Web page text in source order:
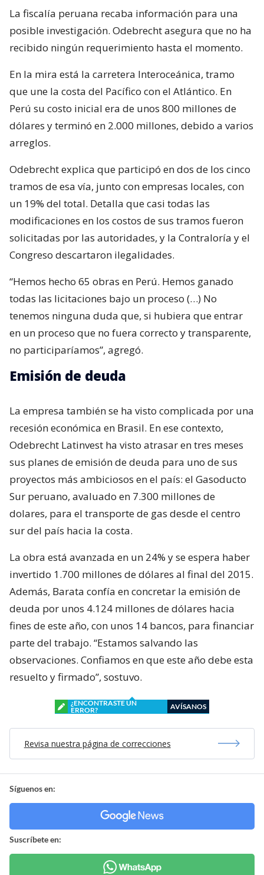
La fiscalía peruana recaba información para una
posible investigación. Odebrecht asegura que no ha
recibido ningún requerimiento hasta el momento.
En la mira está la carretera Interoceánica, tramo
que une la costa del Pacífico con el Atlántico. En
Perú su costo inicial era de unos 800 millones de
dólares y terminó en 2.000 millones, debido a varios
arreglos.
Odebrecht explica que participó en dos de los cinco
tramos de esa vía, junto con empresas locales, con
un 19% del total. Detalla que casi todas las
modificaciones en los costos de sus tramos fueron
solicitadas por las autoridades, y la Contraloría y el
Congreso descartaron ilegalidades.
“Hemos hecho 65 obras en Perú. Hemos ganado
todas las licitaciones bajo un proceso (…) No
tenemos ninguna duda que, si hubiera que entrar
en un proceso que no fuera correcto y transparente,
no participaríamos”, agregó.
Emisión de deuda
La empresa también se ha visto complicada por una
recesión económica en Brasil. En ese contexto,
Odebrecht Latinvest ha visto atrasar en tres meses
sus planes de emisión de deuda para uno de sus
proyectos más ambiciosos en el país: el Gasoducto
Sur peruano, avaluado en 7.300 millones de
dolares, para el transporte de gas desde el centro
sur del país hacia la costa.
La obra está avanzada en un 24% y se espera haber
invertido 1.700 millones de dólares al final del 2015.
Además, Barata confía en concretar la emisión de
deuda por unos 4.124 millones de dólares hacia
fines de este año, con unos 14 bancos, para financiar
parte del trabajo. “Estamos salvando las
observaciones. Confiamos en que este año debe esta
resuelto y firmado”, sostuvo.
¿ENCONTRASTE UN
ERROR?
AVÍSANOS
Revisa nuestra página de correcciones
Síguenos en:
Suscríbete en: